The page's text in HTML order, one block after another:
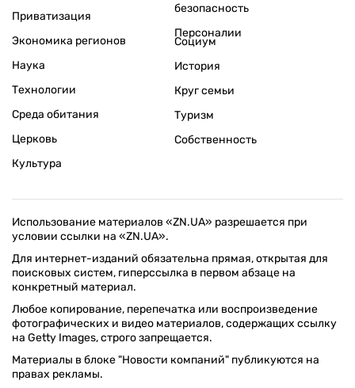
Приватизация
Экономика регионов
безопасность
Персоналии
Наука
Технологии
Среда обитания
Церковь
Культура
Социум
История
Круг семьи
Туризм
Собственность
Использование материалов «ZN.UA» разрешается при
условии ссылки на «ZN.UA».
Для интернет-изданий обязательна прямая, открытая для
поисковых систем, гиперссылка в первом абзаце на
конкретный материал.
Любое копирование, перепечатка или воспроизведение
фотографических и видео материалов, содержащих ссылку
на Getty Images, строго запрещается.
Материалы в блоке "Новости компаний" публикуются на
правах рекламы.